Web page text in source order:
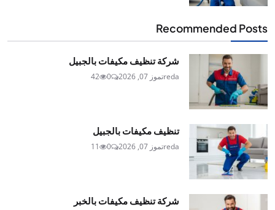
Recommended Posts
شركة تنظيف مكيفات بالجبيل
redaتموز 07, 2026 0
42
تنظيف مكيفات بالجبيل
redaتموز 07, 2026 0
11
شركة تنظيف مكيفات بالخبر